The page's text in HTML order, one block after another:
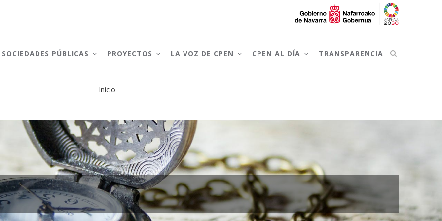
SOCIEDADES PÚBLICAS PROYECTOS LA VOZ DE CPEN CPEN AL DÍA TRANSPARENCIA
enlaces
de
ayuda
a
la
Inicio